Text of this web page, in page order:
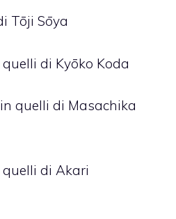
Tōji Sōya
di Kyōko Koda
quelli di Masachika
di Akari